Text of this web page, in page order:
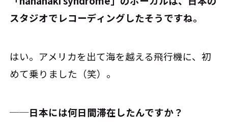
スタジオでレコーディングしたそうですね。
はい。アメリカを出て海を越える飛行機に、初
めて乗りました（笑）。
──日本には何日間滞在したんですか？